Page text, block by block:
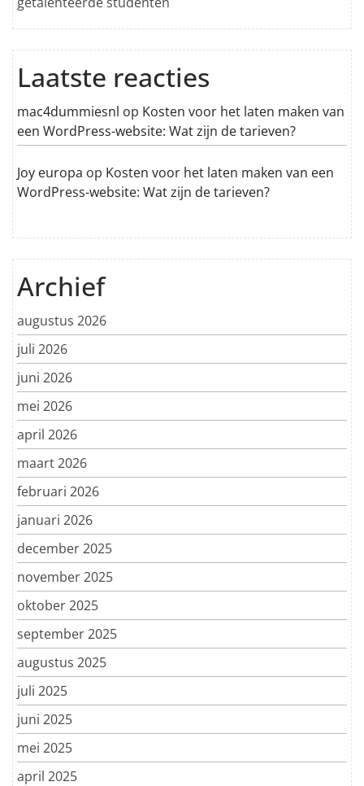
Laatste reacties
mac4dummiesnl op Kosten voor het laten maken van
een WordPress-website: Wat zijn de tarieven?
Joy europa op Kosten voor het laten maken van een
WordPress-website: Wat zijn de tarieven?
Archief
augustus 2026
juli 2026
juni 2026
mei 2026
april 2026
maart 2026
februari 2026
januari 2026
december 2025
november 2025
oktober 2025
september 2025
augustus 2025
juli 2025
juni 2025
mei 2025
april 2025